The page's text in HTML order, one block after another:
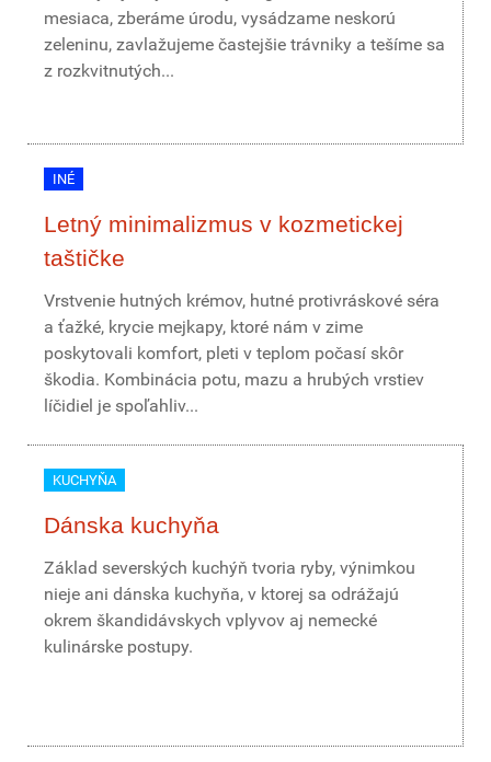
mesiaca, zberáme úrodu, vysádzame neskorú
zeleninu, zavlažujeme častejšie trávniky a tešíme sa
z rozkvitnutých...
INÉ
Letný minimalizmus v kozmetickej
taštičke
Vrstvenie hutných krémov, hutné protivráskové séra
a ťažké, krycie mejkapy, ktoré nám v zime
poskytovali komfort, pleti v teplom počasí skôr
škodia. Kombinácia potu, mazu a hrubých vrstiev
líčidiel je spoľahliv...
KUCHYŇA
Dánska kuchyňa
Základ severských kuchýň tvoria ryby, výnimkou
nieje ani dánska kuchyňa, v ktorej sa odrážajú
okrem škandidávskych vplyvov aj nemecké
kulinárske postupy.